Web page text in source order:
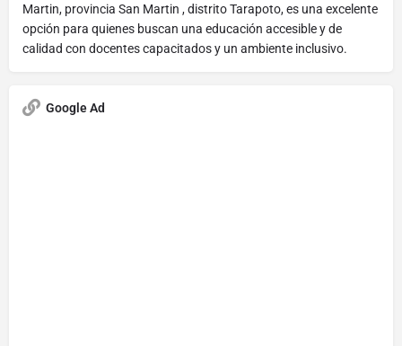
Martin, provincia San Martin , distrito Tarapoto, es una excelente
opción para quienes buscan una educación accesible y de
calidad con docentes capacitados y un ambiente inclusivo.
Google Ad